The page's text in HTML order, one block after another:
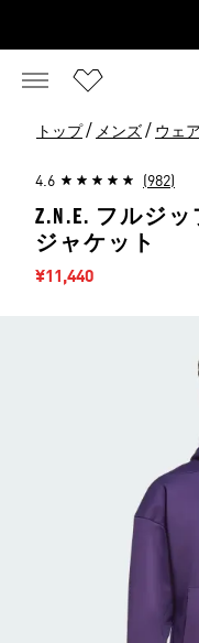
トップ / メンズ / ウェ
4.6 (982)
Z.N.E. フルジ
ジャケット
セール価格
¥11,440